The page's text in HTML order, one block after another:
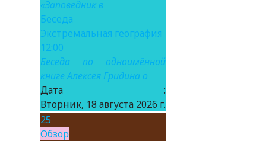
«Заповедник в
Беседа
Экстремальная география
12:00
Беседа по одноимённой
книге Алексея Гридина о
Дата :
Вторник, 18 августа 2026 г.
25
Обзор